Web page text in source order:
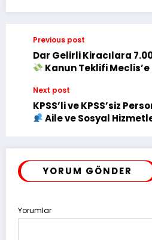
Previous post
Dar Gelirli Kiracılara
Kanun Teklifi
Next post
KPSS’li ve KPSS’siz
Aile ve Sosyal
YORUM GÖNDER
Yorumlar